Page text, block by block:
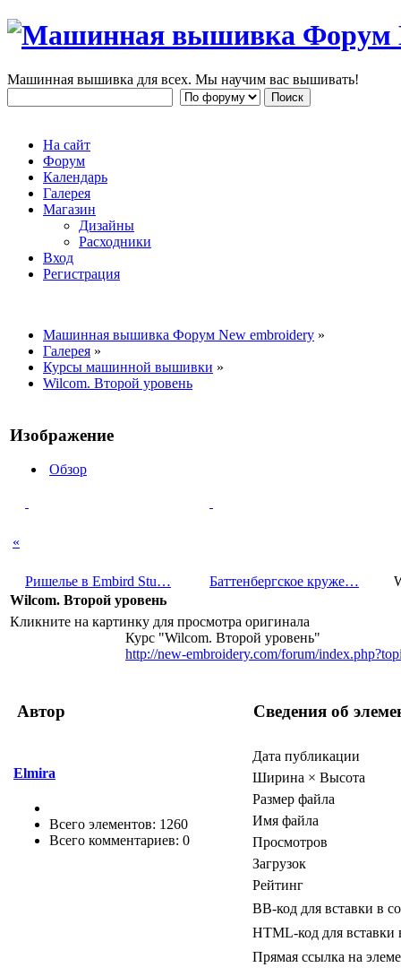
Машинная вышивка для всех. Мы научим вас вышивать!
На сайт
Форум
Календарь
Галерея
Магазин
Дизайны
Расходники
Вход
Регистрация
Машинная вышивка Форум New embroidery »
Галерея »
Курсы машинной вышивки »
Wilcom. Второй уровень
Изображение
Обзор
«
Ришелье в Embird Stu… Баттенбе­ргское круже…
Wilcom. Второй уровень
Кликните на картинку для просмотра оригинала
Курс "Wilcom. Второй уровень"
http://new-embroidery.com/forum/
Автор Сведения об
Elmira
Всего элементов: 1260
Всего комментариев: 0
Дата публикации
Ширина × Высота
Размер файла
Имя файла
Просмотров
Загрузок
Рейтинг
BB-код для вставки в
HTML-код для вставки
Прямая ссылка на